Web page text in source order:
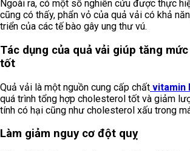
Ngoài ra, có một số nghiên cứu được thực
cũng có thấy, phẩn vỏ của quả vải có khả
triển của các tế bào gây ung thư vú.
Tác dụng của quả vải giúp tăng
tốt
Quả vải là một nguồn cung cấp chất vitamin
quá trình tổng hợp cholesterol tốt và giảm
tính có hại cũng như cholesterol xấu trong
Làm giảm nguy cơ đột quỵ